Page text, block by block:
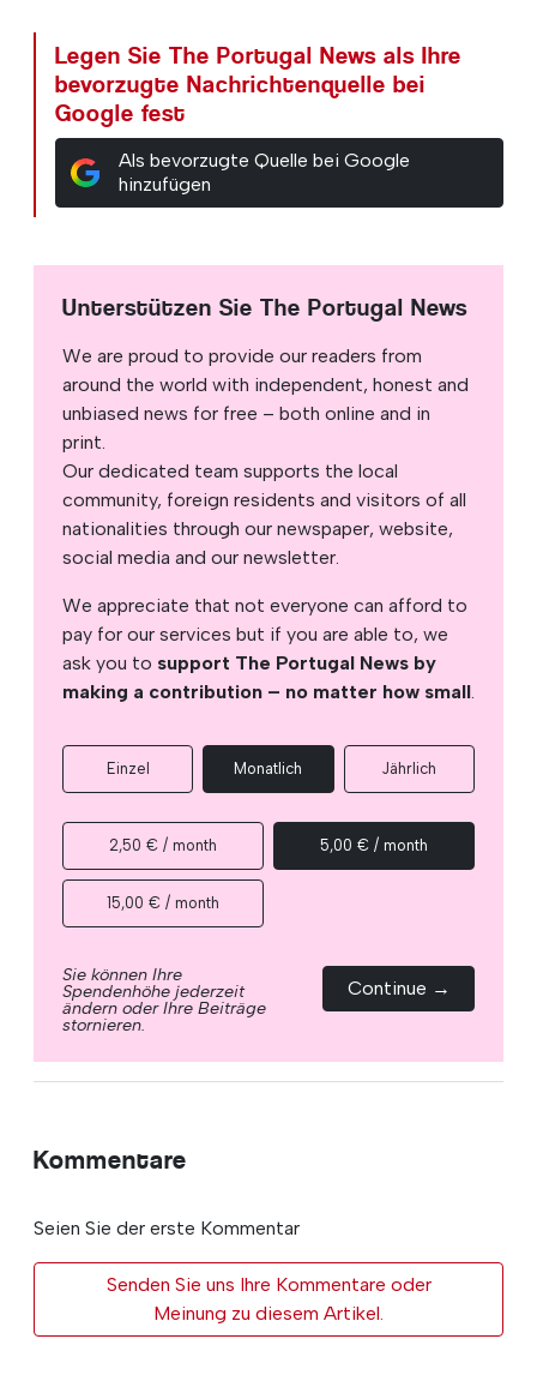
Legen Sie The Portugal News als Ihre
bevorzugte Nachrichtenquelle bei
Google fest
Als bevorzugte Quelle bei Google
hinzufügen
Unterstützen Sie The Portugal News
We are proud to provide our readers from
around the world with independent, honest and
unbiased news for free – both online and in
print.
Our dedicated team supports the local
community, foreign residents and visitors of all
nationalities through our newspaper, website,
social media and our newsletter.
We appreciate that not everyone can afford to
pay for our services but if you are able to, we
ask you to support The Portugal News by
making a contribution – no matter how small.
Einzel Monatlich Jährlich
2,50 € / month 5,00 € / month
15,00 € / month
Sie können Ihre
Spendenhöhe jederzeit
ändern oder Ihre Beiträge
stornieren.
Continue →
Kommentare
Seien Sie der erste Kommentar
Senden Sie uns Ihre Kommentare oder
Meinung zu diesem Artikel.